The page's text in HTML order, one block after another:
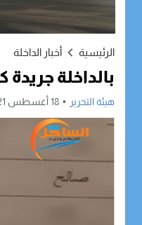
الرئيسية أخبار الداخلة
بالداخلة
هيئة التحرير 18 أغسطس 2021